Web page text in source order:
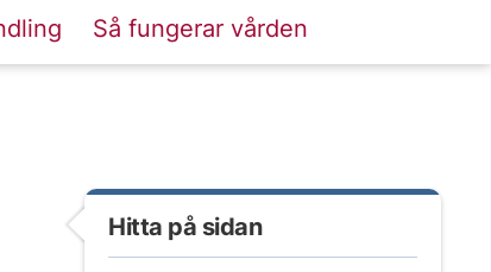
Så fungerar vården
Hitta på sidan